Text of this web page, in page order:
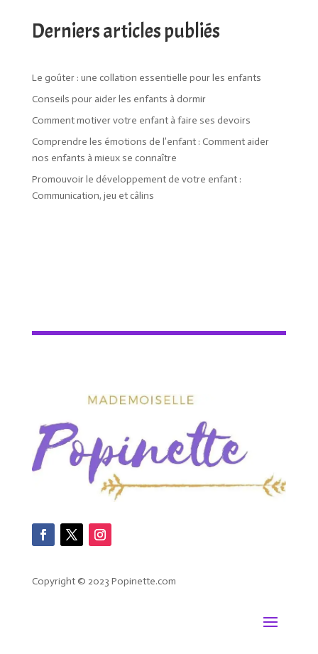
Derniers articles publiés
Le goûter : une collation essentielle pour les enfants
Conseils pour aider les enfants à dormir
Comment motiver votre enfant à faire ses devoirs
Comprendre les émotions de l’enfant : Comment aider
nos enfants à mieux se connaître
Promouvoir le développement de votre enfant :
Communication, jeu et câlins
Copyright © 2023 Popinette.com